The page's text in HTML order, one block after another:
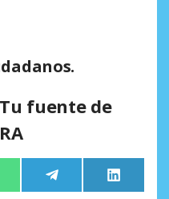
fuente de
Compartir
en
Telegram
en
LinkedIn